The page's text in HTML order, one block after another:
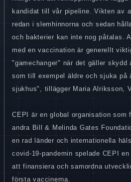
kandidat till vår pipeline. Vikten av
redan i slemhinnorna och sedan
och bakterier kan inte nog påtalas.
med en vaccination är generellt
"gamechanger" när det gäller skydd
som till exempel äldre och sjuka på
sjukhus", tillägger Maria Alriksson,
CEPI är en global organisation som
andra Bill & Melinda Gates
en rad länder och internationella
covid-19-pandemin spelade CEPI
att finansiera och samordna
första vaccinerna.